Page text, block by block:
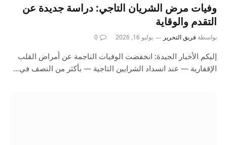
وفيات مرض الشريان التاجي: دراسة جديدة عن
التقدم والوقاية
بواسطة فريق التحرير يوليو 16, 2026 0
إليكم الأخبار الجيدة: انخفضت الوفيات الناجمة عن أمراض القلب
الإقفارية — عند انسداد الشرايين التاجية — بأكثر من النصف في…